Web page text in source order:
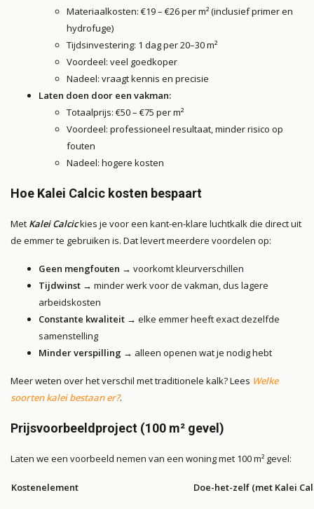
Materiaalkosten: €19 – €26 per m² (inclusief primer en
hydrofuge)
Tijdsinvestering: 1 dag per 20–30 m²
Voordeel: veel goedkoper
Nadeel: vraagt kennis en precisie
Laten doen door een vakman:
Totaalprijs: €50 – €75 per m²
Voordeel: professioneel resultaat, minder risico op
fouten
Nadeel: hogere kosten
Hoe Kalei Calcic kosten bespaart
Met Kalei Calcickies je voor een kant-en-klare luchtkalk die direct uit
de emmer te gebruiken is. Dat levert meerdere voordelen op:
Geen mengfouten → voorkomt kleurverschillen
Tijdwinst → minder werk voor de vakman, dus lagere
arbeidskosten
Constante kwaliteit → elke emmer heeft exact dezelfde
samenstelling
Minder verspilling → alleen openen wat je nodig hebt
Meer weten over het verschil met traditionele kalk? Lees Welke
soorten kalei bestaan er?.
Prijsvoorbeeldproject (100 m² gevel)
Laten we een voorbeeld nemen van een woning met 100 m² gevel:
Kostenelement Doe-het-zelf (met Kalei